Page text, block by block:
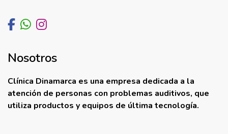
Nosotros
Clínica Dinamarca es una empresa dedicada a la
atención de personas con problemas auditivos, que
utiliza productos y equipos de última tecnología.